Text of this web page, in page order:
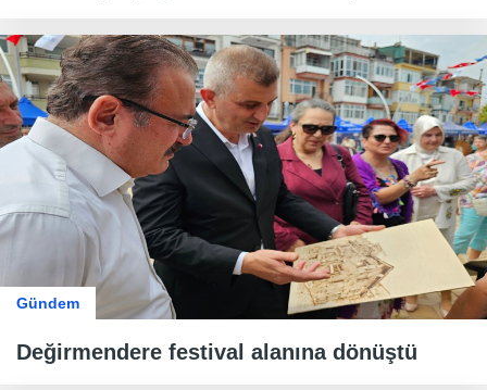
Gündem
Değirmendere festival alanına dönüştü